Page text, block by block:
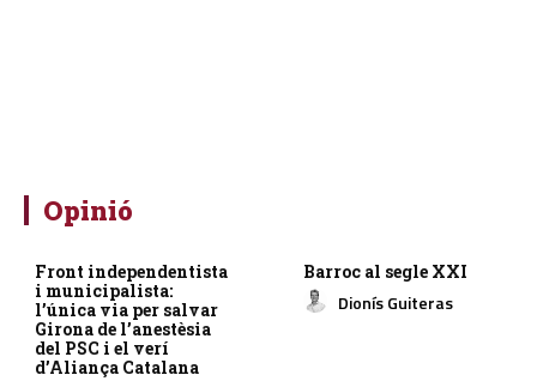
Opinió
Front independentista
i municipalista:
l’única via per salvar
Girona de l’anestèsia
del PSC i el verí
d’Aliança Catalana
Barroc al segle XXI
Dionís Guiteras